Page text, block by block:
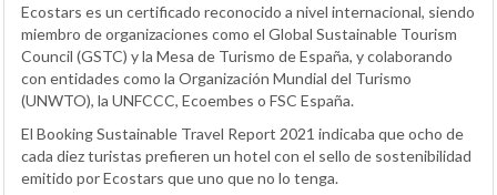
Ecostars es un certificado reconocido a nivel internacional, siendo
miembro de organizaciones como el Global Sustainable Tourism
Council (GSTC) y la Mesa de Turismo de España, y colaborando
con entidades como la Organización Mundial del Turismo
(UNWTO), la UNFCCC, Ecoembes o FSC España.
El Booking Sustainable Travel Report 2021 indicaba que ocho de
cada diez turistas prefieren un hotel con el sello de sostenibilidad
emitido por Ecostars que uno que no lo tenga.